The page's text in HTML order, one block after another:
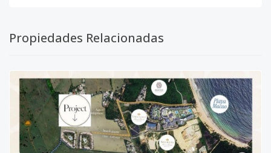
Propiedades Relacionadas